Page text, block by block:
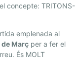
concepte: TRITONS-
emplenada al
Març per a fer el
És MOLT